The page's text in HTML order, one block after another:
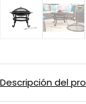
Descripción del